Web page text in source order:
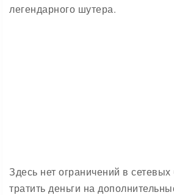
легендарного шутера.
Здесь нет ограничений в
тратить деньги на